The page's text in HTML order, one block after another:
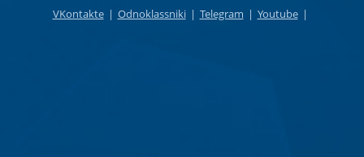
VKontakte | Odnoklassniki | Telegram | Youtube |